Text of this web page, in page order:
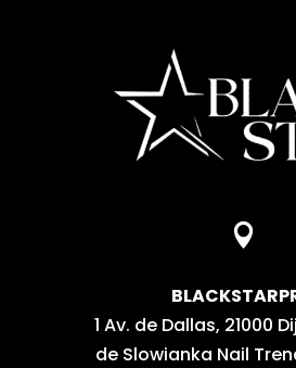

1 Av. de Dallas, 21000
de Slowianka Nail